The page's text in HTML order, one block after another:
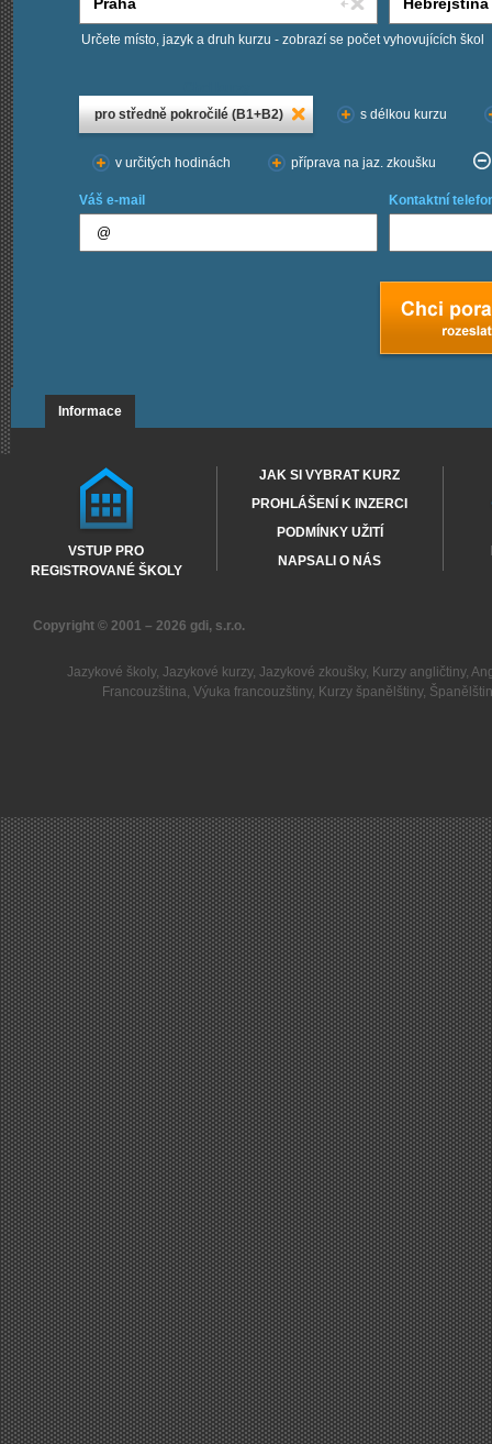
Určete místo, jazyk a druh kurzu - zobrazí se počet vyhovujících škol
pro středně pokročilé (B1+B2)
s délkou kurzu
v určitých hodinách příprava na jaz. zkoušku
Váš e-mail Kontaktní
Informace
VSTUP PRO
REGISTROVANÉ ŠKOLY
JAK SI VYBRAT KURZ
PROHLÁŠENÍ K INZERCI
PODMÍNKY UŽITÍ
NAPSALI O NÁS
Copyright © 2001 – 2026 gdi, s.r.o.
Jazykové školy, Jazykové kurzy, Jazykové zkoušky, Kurzy angličtiny,
Francouzština,Výuka francouzštiny, Kurzy španělštiny,